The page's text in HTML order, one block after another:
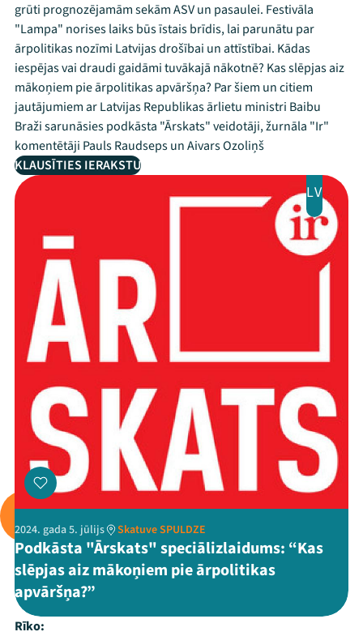
grūti prognozējamām sekām ASV un pasaulei. Festivāla
"Lampa" norises laiks būs īstais brīdis, lai parunātu par
ārpolitikas nozīmi Latvijas drošībai un attīstībai. Kādas
iespējas vai draudi gaidāmi tuvākajā nākotnē? Kas slēpjas aiz
mākoņiem pie ārpolitikas apvāršņa? Par šiem un citiem
jautājumiem ar Latvijas Republikas ārlietu ministri Baibu
Braži sarunāsies podkāsta "Ārskats" veidotāji, žurnāla "Ir"
komentētāji Pauls Raudseps un Aivars Ozoliņš
KLAUSĪTIES IERAKSTU
LV
2024. gada 5. jūlijs Skatuve SPULDZE
Podkāsta "Ārskats" speciālizlaidums: “Kas
slēpjas aiz mākoņiem pie ārpolitikas
apvāršņa?”
Rīko: